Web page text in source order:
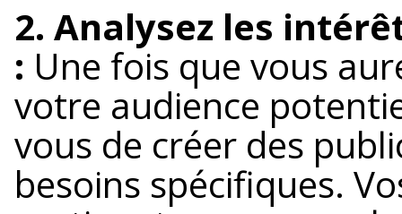
2. Analysez les
: Une fois que vous
votre audience
vous de créer des
besoins spécifiques.